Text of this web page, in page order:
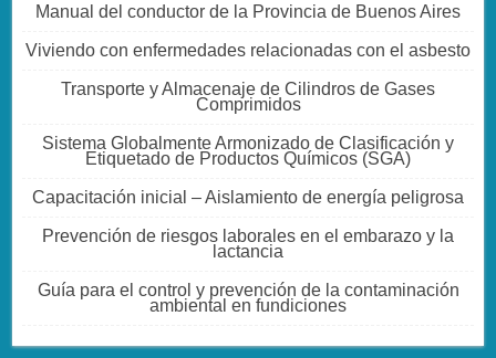
Manual del conductor de la Provincia de Buenos Aires
Viviendo con enfermedades relacionadas con el asbesto
Transporte y Almacenaje de Cilindros de Gases
Comprimidos
Sistema Globalmente Armonizado de Clasificación y
Etiquetado de Productos Químicos (SGA)
Capacitación inicial – Aislamiento de energía peligrosa
Prevención de riesgos laborales en el embarazo y la
lactancia
Guía para el control y prevención de la contaminación
ambiental en fundiciones